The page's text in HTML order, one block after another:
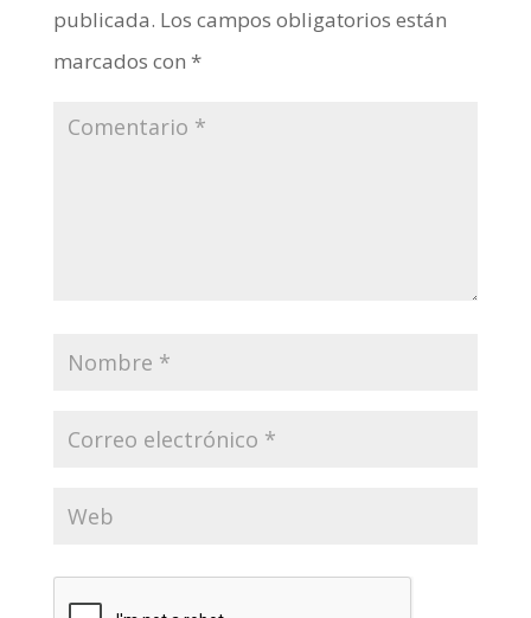
publicada. Los campos obligatorios están
marcados con *